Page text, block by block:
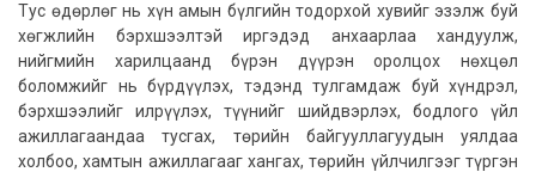
Тус өдөрлөг нь хүн амын бүлгийн тодорхой хувийг эзэлж буй
хөгжлийн бэрхшээлтэй иргэдэд анхаарлаа хандуулж,
нийгмийн харилцаанд бүрэн дүүрэн оролцох нөхцөл
боломжийг нь бүрдүүлэх, тэдэнд тулгамдаж буй хүндрэл,
бэрхшээлийг илрүүлэх, түүнийг шийдвэрлэх, бодлого үйл
ажиллагаандаа тусгах, төрийн байгууллагуудын уялдаа
холбоо, хамтын ажиллагааг хангах, төрийн үйлчилгээг түргэн